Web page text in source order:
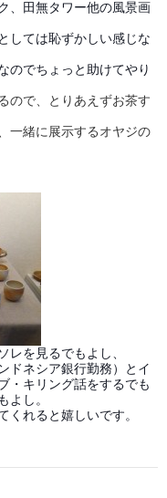
、田無タワー他の風景画
しては恥ずかしい感じな
のでちょっと助けてやり
ので、とりあえずお茶す
一緒に展示するオヤジの
レを見るでもよし、
ドネシア銀行勤務）とイ
・キリング話をするでも
よし。
くれると嬉しいです。